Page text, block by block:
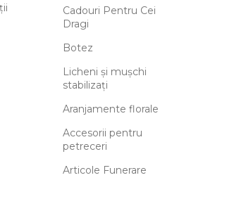
Cadouri Pentru Cei
Dragi
Botez
Licheni și mușchi
stabilizați
Aranjamente florale
Accesorii pentru
petreceri
Articole Funerare